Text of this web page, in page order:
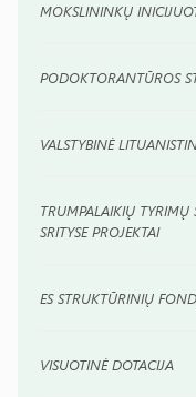
MOKSLININKŲ
PODOKTORANTŪROS
VALSTYBINĖ
TRUMPALAIKIŲ TYRIMŲ
SRITYSE PROJEKTAI
ES STRUKTŪRINIŲ
VISUOTINĖ DOTACIJA